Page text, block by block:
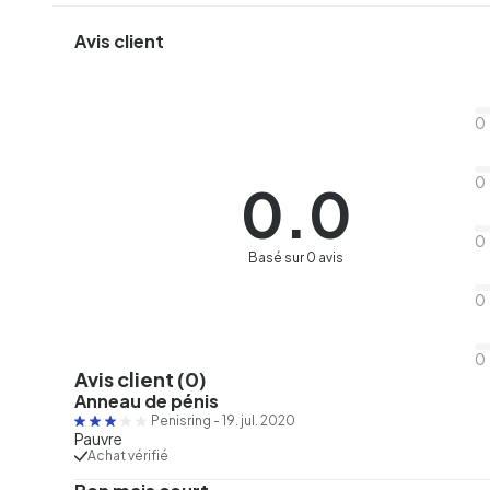
Avis client
0.0
Basé sur 0 avis
0
0
0
0
0
Avis client (0)
Anneau de pénis
Penisring - 19. jul. 2020
Pauvre
Achat vérifié